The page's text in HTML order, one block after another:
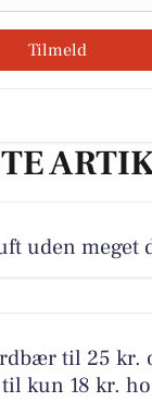
Tilmeld
uden meget
til 25 kr.
kun 18 kr.